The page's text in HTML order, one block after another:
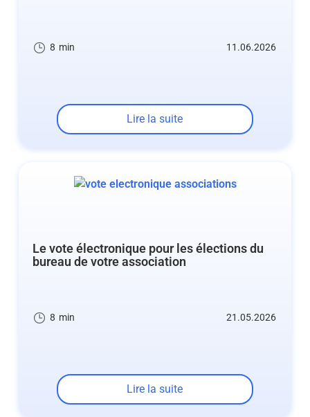
8 min 11.06.2026
Lire la suite
Le vote électronique pour les élections du
bureau de votre association
8 min 21.05.2026
Lire la suite